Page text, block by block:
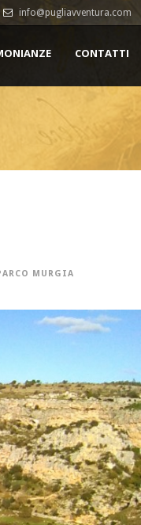
info@pugliavventura.com
CONTATTI
MURGIA